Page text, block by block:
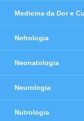
Medicina da Dor e
Nefrologia
Neonatologia
Neurologia
Nutrologia